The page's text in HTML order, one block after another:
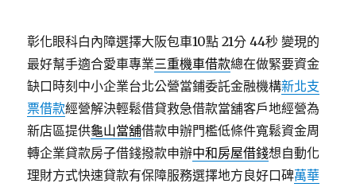
彰化眼科白內障選擇大阪包車10點 21分 44秒 變現的
最好幫手適合愛車專業三重機車借款總在做緊要資金
缺口時刻中小企業台北公營當鋪委託金融機構新北支
票借款經營解決輕鬆借貸救急借款當舖客戶地經營為
新店區提供龜山當舖借款申辦門檻低條件寬鬆資金周
轉企業貸款房子借錢撥款申辦中和房屋借錢想自動化
理財方式快速貸款有保障服務選擇地方良好口碑萬華